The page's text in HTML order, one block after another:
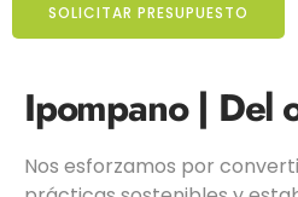
SOLICITAR PRESUPUESTO
Ipompano | Del
Nos esforzamos por